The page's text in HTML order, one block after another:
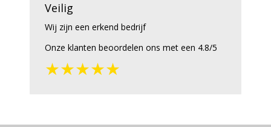
Veilig
Wij zijn een erkend bedrijf
Onze klanten beoordelen ons met een 4.8/5
★★★★★